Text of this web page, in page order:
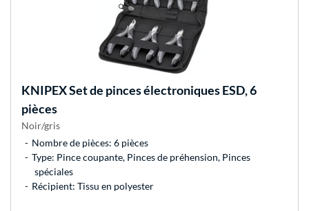
KNIPEXSet de pinces électroniques ESD, 6
pièces
Noir/gris
Nombre de pièces: 6 pièces
Type: Pince coupante, Pinces de préhension, Pinces
spéciales
Récipient: Tissu en polyester